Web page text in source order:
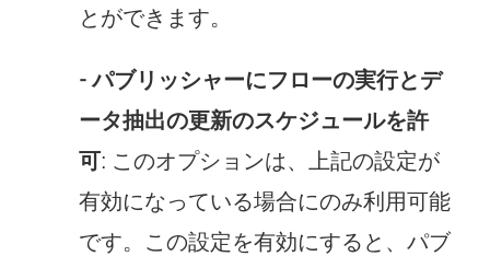
とができます。
- パブリッシャーにフローの実行とデ
ータ抽出の更新のスケジュールを許
可: このオプションは、上記の設定が
有効になっている場合にのみ利用可能
です。この設定を有効にすると、パブ